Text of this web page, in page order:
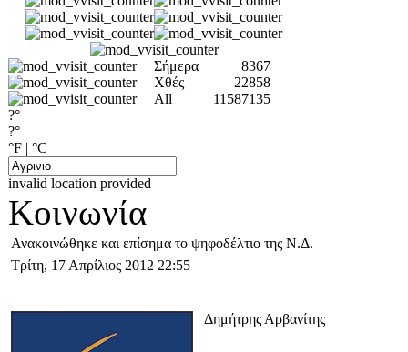
Σήμερα
8367
Χθές
22858
All
11587135
?°
?°
°F | °C
invalid location provided
Κοινωνία
Ανακοινώθηκε και επίσημα το ψηφοδέλτιο της Ν.Δ.
Τρίτη, 17 Απρίλιος 2012 22:55
Δημήτρης Αρβανίτης